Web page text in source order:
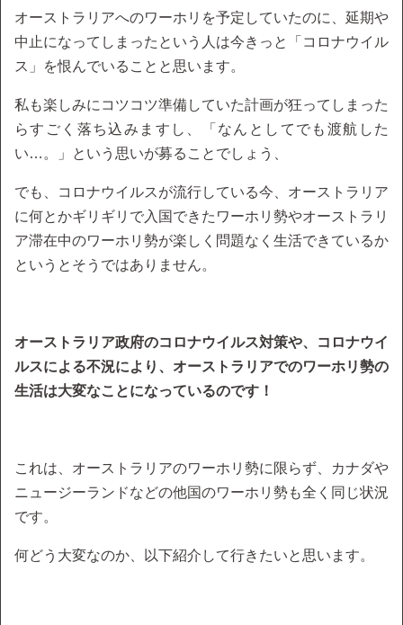
オーストラリアへのワーホリを予定していたのに、延期や
中止になってしまったという人は今きっと「コロナウイル
ス」を恨んでいることと思います。
私も楽しみにコツコツ準備していた計画が狂ってしまった
らすごく落ち込みますし、「なんとしてでも渡航した
い…。」という思いが募ることでしょう、
でも、コロナウイルスが流行している今、オーストラリア
に何とかギリギリで入国できたワーホリ勢やオーストラリ
ア滞在中のワーホリ勢が楽しく問題なく生活できているか
というとそうではありません。
オーストラリア政府のコロナウイルス対策や、コロナウイ
ルスによる不況により、オーストラリアでのワーホリ勢の
生活は大変なことになっているのです！
これは、オーストラリアのワーホリ勢に限らず、カナダや
ニュージーランドなどの他国のワーホリ勢も全く同じ状況
です。
何どう大変なのか、以下紹介して行きたいと思います。